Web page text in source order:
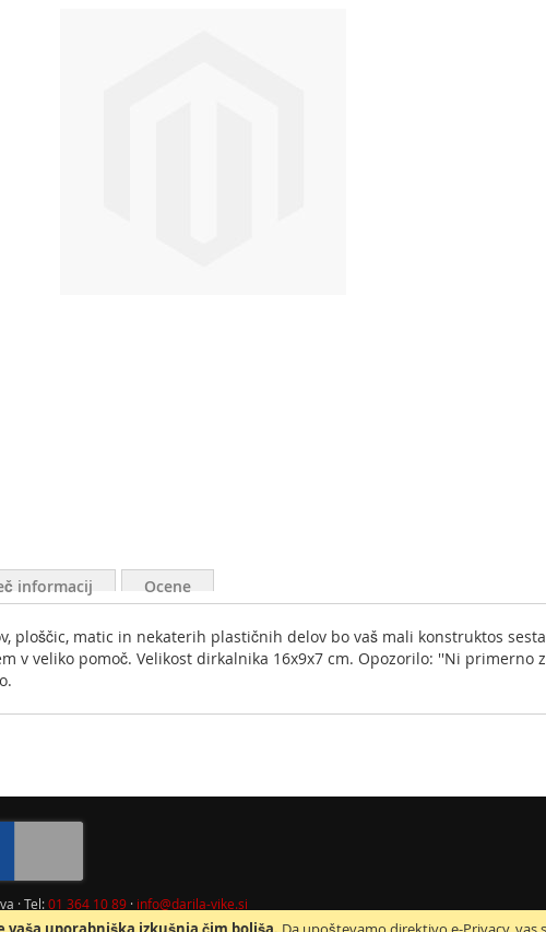
ploščic, matic in nekaterih plastičnih delov bo vaš mali konstruktos
v veliko pomoč. Velikost dirkalnika 16x9x7 cm. Opozorilo: ''Ni
informacij Ocene
· Tel:01 364 10 89 · info@darila-vike.si